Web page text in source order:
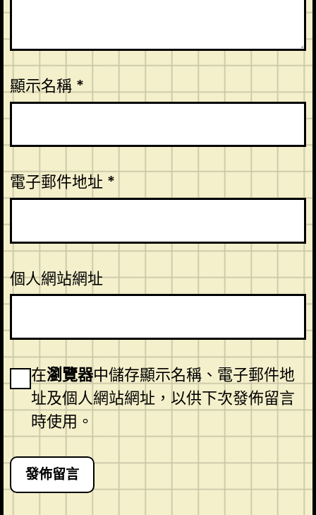
顯示名稱*
電子郵件地址 *
個人網站網址
在瀏覽器中儲存顯示名稱、電子郵件地
址及個人網站網址，以供下次發佈留言
時使用。